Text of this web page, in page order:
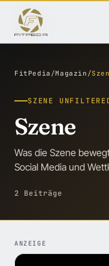
FitPedia /Magazin /
SZENE
Szene
Was die Szene
Social Media und
2 Beiträge
ANZEIGE